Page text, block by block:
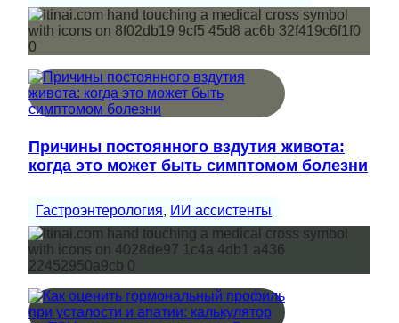
Причины постоянного вздутия живота:
когда это может быть симптомом болезни
Гастроэнтерология, ИИ ассистенты